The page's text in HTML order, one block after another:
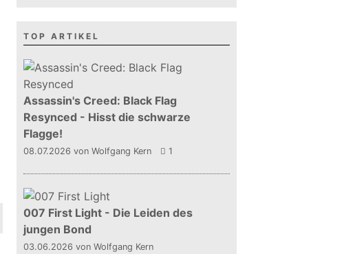
TOP ARTIKEL
Assassin's Creed: Black Flag
Resynced - Hisst die schwarze
Flagge!
08.07.2026 von Wolfgang Kern 1
007 First Light - Die Leiden des
jungen Bond
03.06.2026 von Wolfgang Kern